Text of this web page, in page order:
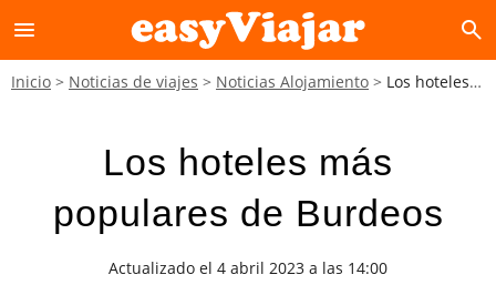
menu search
Inicio Noticias de viajes Noticias Alojamiento Los hoteles más populares de Burdeos
Los hoteles más
populares de Burdeos
Actualizado el 4 abril 2023 a las 14:00